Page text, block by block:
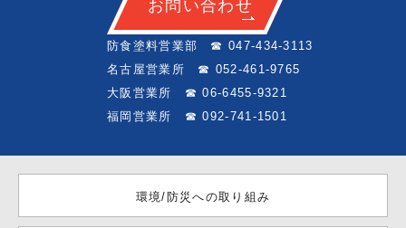
お問い合わせ
防食塗料営業部 ☎ 047-434-3113
名古屋営業所 ☎ 052-461-9765
大阪営業所 ☎ 06-6455-9321
福岡営業所 ☎ 092-741-1501
環境/防災への取り組み